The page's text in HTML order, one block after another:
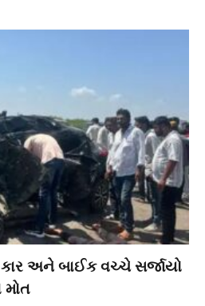
અને બાઈક વચ્ચે સર્જાયો